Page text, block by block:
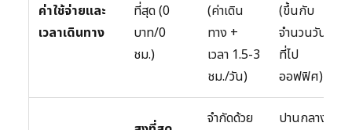
ค่าใช้จ่ายและ
เวลาเดินทาง
ที่สุด (0
บาท/0
ชม.)
(ค่าเดิน
ทาง +
เวลา 1.5-3
ชม./วัน)
(ขึ้นกับ
จำนวนวัน
ที่ไป
ออฟฟิศ)
จำกัดด้วย ปานกลาง